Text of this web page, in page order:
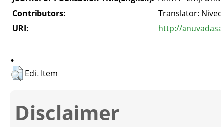
Contributors:
Translator:
URI:
http://
.
Edit Item
Disclaimer